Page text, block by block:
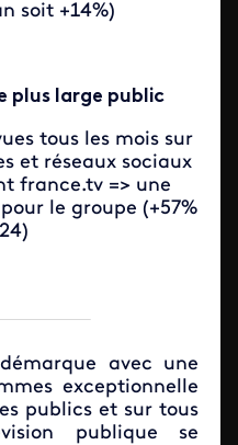
soit +14%)
plus large public
tous les mois sur
et réseaux sociaux
france.tv => une
le groupe (+57%
avec une
exceptionnelle
publics et sur tous
publique se